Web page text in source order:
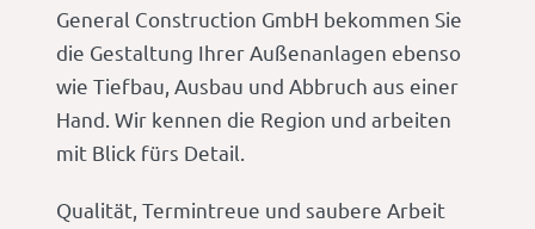
General Construction GmbH bekommen Sie
die Gestaltung Ihrer Außenanlagen ebenso
wie Tiefbau, Ausbau und Abbruch aus einer
Hand. Wir kennen die Region und arbeiten
mit Blick fürs Detail.
Qualität, Termintreue und saubere Arbeit